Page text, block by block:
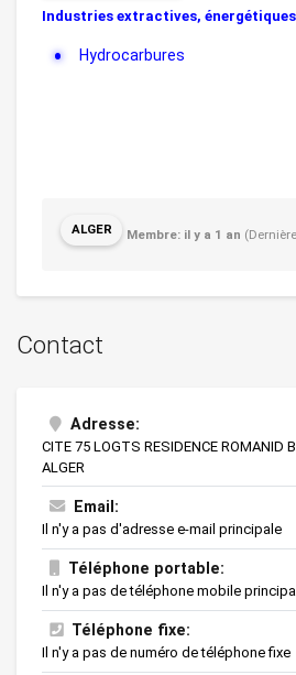
Industries extractives,
Hydrocarbures
ALGER Membre: il y a 1 an
Contact
Adresse:
CITE 75 LOGTS RESIDENCE ROMANID
ALGER
Email:
Il n'y a pas d'adresse e-mail principale
Téléphone portable:
Il n'y a pas de téléphone mobile principal
Téléphone fixe:
Il n'y a pas de numéro de téléphone fixe